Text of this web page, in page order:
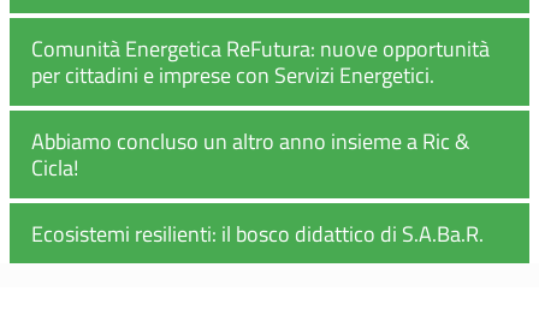
Comunità Energetica ReFutura: nuove opportunità
per cittadini e imprese con Servizi Energetici.
Abbiamo concluso un altro anno insieme a Ric &
Cicla!
Ecosistemi resilienti: il bosco didattico di S.A.Ba.R.